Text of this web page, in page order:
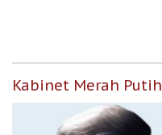
Kabinet Merah Putih